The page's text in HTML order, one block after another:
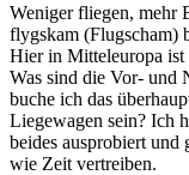
Weniger fliegen, mehr
flygskam (Flugscham)
Hier in Mitteleuropa
Was sind die Vor- und
buche ich das
Liegewagen sein? Ich
beides ausprobiert
wie Zeit vertreiben.